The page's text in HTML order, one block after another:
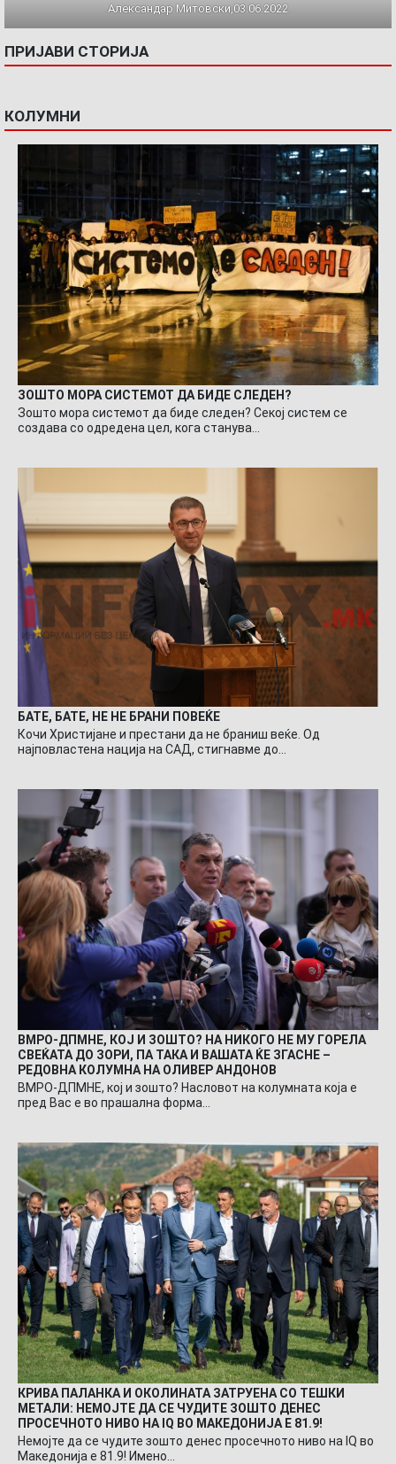
Александар Митовски,03.06.2022
ПРИЈАВИ СТОРИЈА
КОЛУМНИ
ЗОШТО МОРА СИСТЕМОТ ДА БИДЕ СЛЕДЕН?
Зошто мора системот да биде следен? Секој систем се
создава со одредена цел, кога станува…
БАТЕ, БАТЕ, НЕ НЕ БРАНИ ПОВЕЌЕ
Кочи Христијане и престани да не браниш веќе. Од
најповластена нација на САД, стигнавме до…
ВМРО-ДПМНЕ, КОЈ И ЗОШТО? НА НИКОГО НЕ МУ ГОРЕЛА
СВЕЌАТА ДО ЗОРИ, ПА ТАКА И ВАШАТА ЌЕ ЗГАСНЕ –
РЕДОВНА КОЛУМНА НА ОЛИВЕР АНДОНОВ
ВМРО-ДПМНЕ, кој и зошто? Насловот на колумната која е
пред Вас е во прашална форма…
КРИВА ПАЛАНКА И ОКОЛИНАТА ЗАТРУЕНА СО ТЕШКИ
МЕТАЛИ: НЕМОЈТЕ ДА СЕ ЧУДИТЕ ЗОШТО ДЕНЕС
ПРОСЕЧНОТО НИВО НА IQ ВО МАКЕДОНИЈА Е 81.9!
Немојте да се чудите зошто денес просечното ниво на IQ во
Македонија е 81.9! Имено…